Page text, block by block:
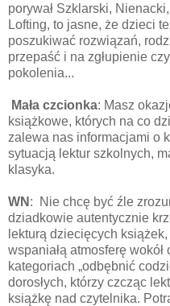
porywał Szklarski,
Lofting, to jasne, że dzieci
poszukiwać rozwiązań,
przepaść i na zgłupienie
pokolenia...
Mała czcionka: Masz
książkowe, których na co
zalewa nas informacjami o
sytuacją lektur szkolnych,
klasyka.
WN : Nie chcę być źle
dziadkowie autentycznie
lekturą dziecięcych
wspaniałą atmosferę
kategoriach „odbębnić
dorosłych, którzy czcząc
książkę nad czytelnika.